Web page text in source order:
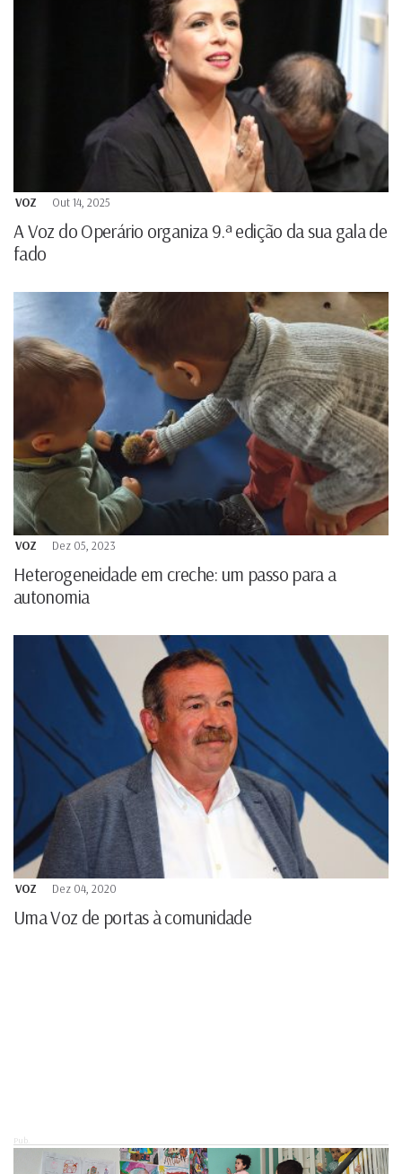
VOZ Out 14, 2025
A Voz do Operário organiza 9.ª edição da sua gala de
fado
VOZ Dez 05, 2023
Heterogeneidade em creche: um passo para a
autonomia
VOZ Dez 04, 2020
Uma Voz de portas à comunidade
Pub.